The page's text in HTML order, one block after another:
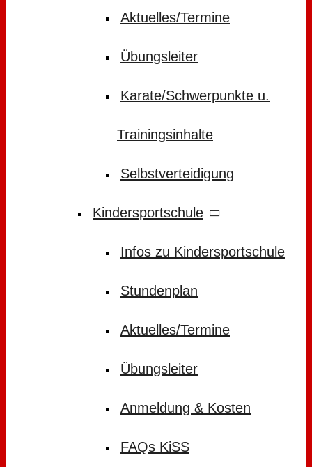
Aktuelles/Termine
Übungsleiter
Karate/Schwerpunkte u.
Trainingsinhalte
Selbstverteidigung
Kindersportschule
Infos zu Kindersportschule
Stundenplan
Aktuelles/Termine
Übungsleiter
Anmeldung & Kosten
FAQs KiSS